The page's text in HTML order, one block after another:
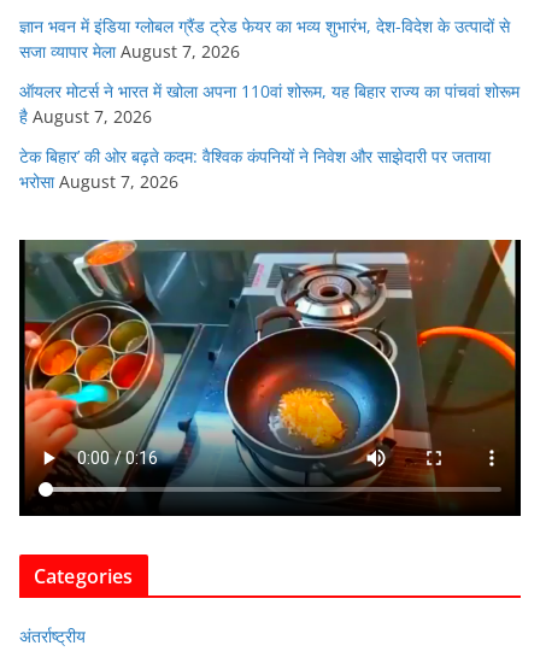
ज्ञान भवन में इंडिया ग्लोबल ग्रैंड ट्रेड फेयर का भव्य शुभारंभ, देश-विदेश के उत्पादों से
सजा व्यापार मेला August 7, 2026
ऑयलर मोटर्स ने भारत में खोला अपना 110वां शोरूम, यह बिहार राज्य का पांचवां शोरूम
है August 7, 2026
टेक बिहार’ की ओर बढ़ते कदम: वैश्विक कंपनियों ने निवेश और साझेदारी पर जताया
भरोसा August 7, 2026
Categories
अंतर्राष्ट्रीय